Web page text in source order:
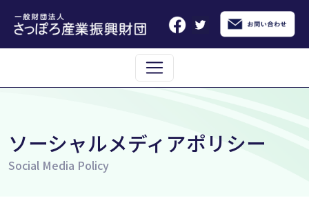
ソーシャルメディアポリシー